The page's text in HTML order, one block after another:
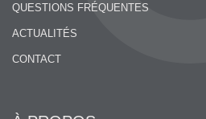
QUESTIONS FRÉQUENTES
ACTUALITÉS
CONTACT